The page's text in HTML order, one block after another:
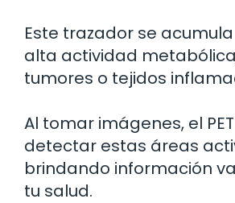
Este trazador se
alta actividad
tumores o tejidos
Al tomar imágenes, el
detectar estas áreas
brindando información
tu salud.